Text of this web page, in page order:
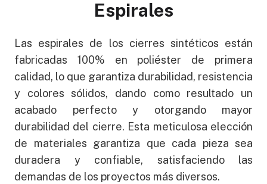
Espirales
Las espirales de los cierres sintéticos están
fabricadas 100% en poliéster de primera
calidad, lo que garantiza durabilidad, resistencia
y colores sólidos, dando como resultado un
acabado perfecto y otorgando mayor
durabilidad del cierre. Esta meticulosa elección
de materiales garantiza que cada pieza sea
duradera y confiable, satisfaciendo las
demandas de los proyectos más diversos.